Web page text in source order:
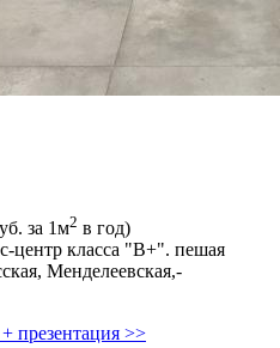
за 1м2 в год)
центр класса "В+". пешая
Менделеевская,­
презентация >>